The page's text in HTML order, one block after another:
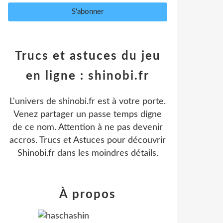
Trucs et astuces du jeu
en ligne : shinobi.fr
L'univers de shinobi.fr est à votre porte.
Venez partager un passe temps digne
de ce nom. Attention à ne pas devenir
accros. Trucs et Astuces pour découvrir
Shinobi.fr dans les moindres détails.
À propos